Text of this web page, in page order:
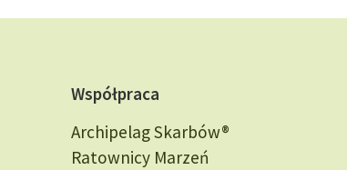
Współpraca
Archipelag Skarbów®
Ratownicy Marzeń